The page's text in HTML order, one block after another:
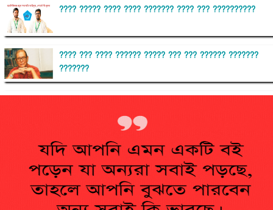
???? ????? ???? ???? ??????? ???? ??? ??????????
???? ??? ???? ?????? ????? ??? ??? ?????? ???????
???????
?????????? ?? ?????
??????? ?????????????? ?????? ????????????
?????????? ??????? ?????????????